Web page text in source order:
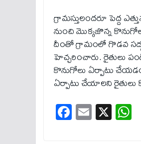
గ్రామస్తులందరూ పెద్ద
నుంచి మొక్కజొన్న
దీంతో గ్రామంలో గొడవ
హెచ్చరించారు. రైతులు
కొనుగోలు ఏర్పాటు చేయడం
ఏర్పాటు చేయాలని రైతులు
Fa
ce
E
m
X